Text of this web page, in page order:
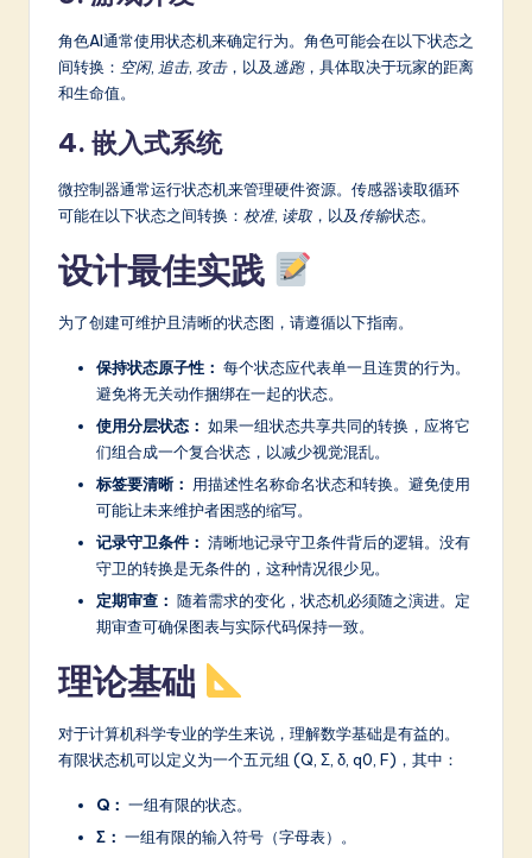
角色AI通常使用状态机来确定行为。角色可能会在以下状态之
间转换： 空闲, 追击, 攻击，以及 逃跑，具体取决于玩家的距离
和生命值。
4. 嵌入式系统
微控制器通常运行状态机来管理硬件资源。传感器读取循环
可能在以下状态之间转换： 校准, 读取 ，以及传输状态。
设计最佳实践
为了创建可维护且清晰的状态图，请遵循以下指南。
保持状态原子性： 每个状态应代表单一且连贯的行为。
避免将无关动作捆绑在一起的状态。
使用分层状态： 如果一组状态共享共同的转换，应将它
们组合成一个复合状态，以减少视觉混乱。
标签要清晰： 用描述性名称命名状态和转换。避免使用
可能让未来维护者困惑的缩写。
记录守卫条件： 清晰地记录守卫条件背后的逻辑。没有
守卫的转换是无条件的，这种情况很少见。
定期审查： 随着需求的变化，状态机必须随之演进。定
期审查可确保图表与实际代码保持一致。
理论基础
对于计算机科学专业的学生来说，理解数学基础是有益的。
有限状态机可以定义为一个五元组 (Q, Σ, δ, q0, F)，其中：
Q： 一组有限的状态。
Σ： 一组有限的输入符号（字母表）。